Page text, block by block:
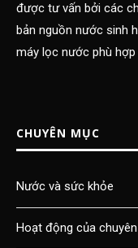
được tư vấn bởi các
bản nguồn nước sinh
máy lọc nước phù hợp
CHUYÊN MỤC
Nước và sức khỏe
Hoạt động của